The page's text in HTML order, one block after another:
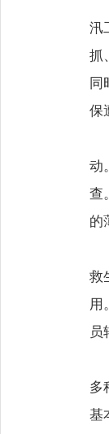
汛
抓
同
保
动
查
的
救
用
员
多
基